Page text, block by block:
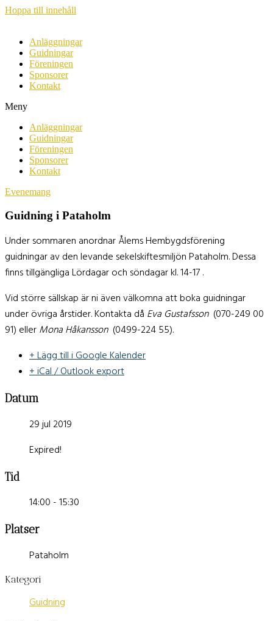
Hoppa till innehåll
Anläggningar
Guidningar
Föreningen
Sponsorer
Kontakt
Meny
Anläggningar
Guidningar
Föreningen
Sponsorer
Kontakt
Evenemang
Guidning i Pataholm
Under sommaren anordnar Ålems Hembygdsförening
guidningar av den levande sekelskiftesmiljön Pataholm. Dessa
finns tillgängliga Lördagar och söndagar kl. 14-17 .
Vid större sällskap är ni även välkomna att boka guidningar
under övriga årstider. Kontakta då Eva Gustafsson(070-249 00
91) ellerMona Håkansson(0499-224 55).
+ Lägg till i Google Kalender
+ iCal / Outlook export
Datum
29 jul 2019
Expired!
Tid
14:00 - 15:30
Platser
Pataholm
Kategori
Guidning